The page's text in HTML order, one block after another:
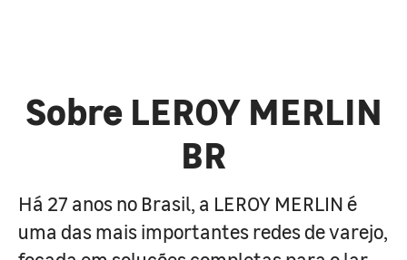
Sobre LEROY MERLIN
BR
Há 27 anos no Brasil, a LEROY MERLIN é
uma das mais importantes redes de varejo,